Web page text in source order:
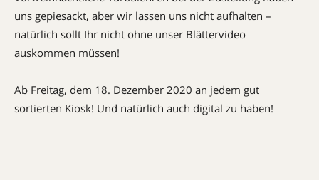
uns gepiesackt, aber wir lassen uns nicht aufhalten –
natürlich sollt Ihr nicht ohne unser Blättervideo
auskommen müssen!
Ab Freitag, dem 18. Dezember 2020 an jedem gut
sortierten Kiosk! Und natürlich auch digital zu haben!